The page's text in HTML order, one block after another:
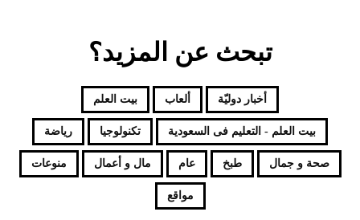
تبحث عن المزيد؟
أخبار دوليّة ألعاب بيت العلم
بيت العلم - التعليم فى السعودية تكنولوجيا رياضة
صحة و جمال طبخ عام مال و أعمال منوعات
مواقع